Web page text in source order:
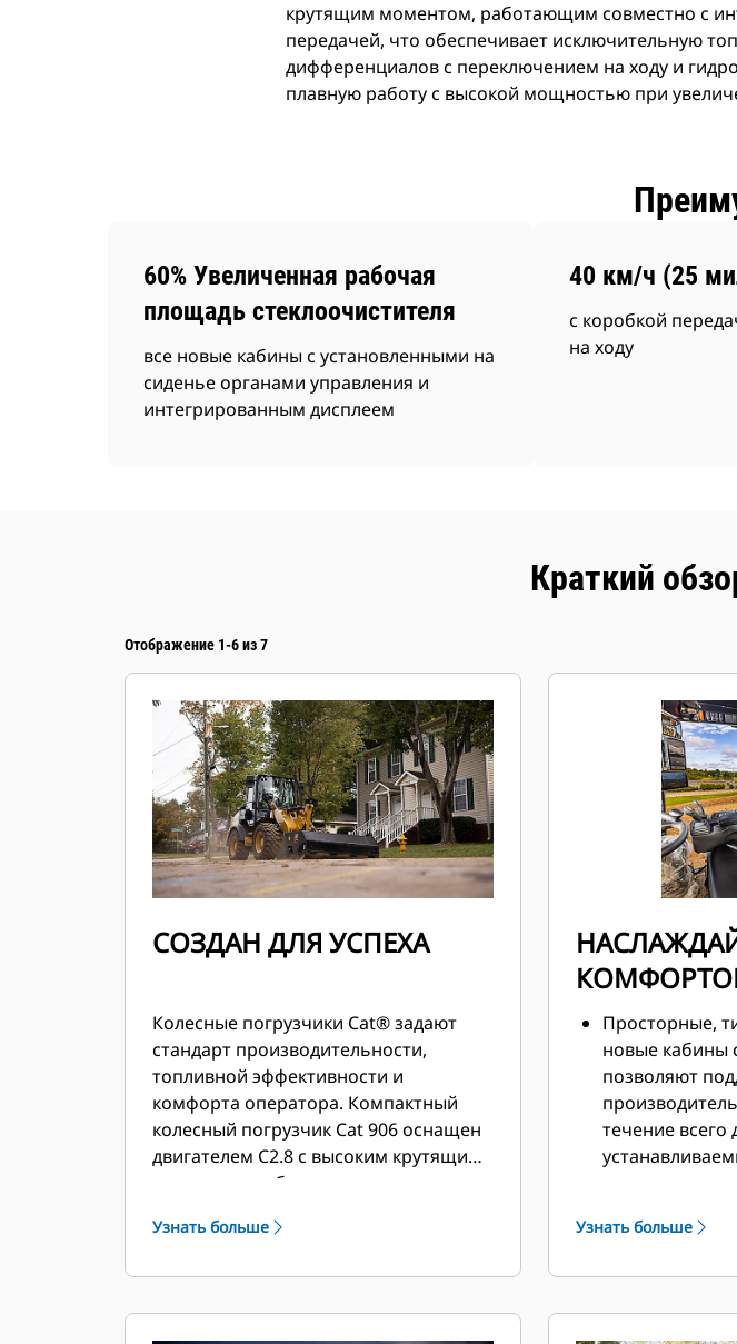
крутящим моментом, работающим совместно с
передачей, что обеспечивает исключительную
дифференциалов с переключением на ходу и
плавную работу с высокой мощностью при
60% Увеличенная рабочая
площадь стеклоочистителя
все новые кабины с установленными на
сиденье органами управления и
интегрированным дисплеем
40 км/ч (25
с коробкой
на ходу
Краткий
Отображение 1-6 из 7
СОЗДАН ДЛЯ УСПЕХА
Колесные погрузчики Cat® задают
стандарт производительности,
топливной эффективности и
комфорта оператора. Компактный
колесный погрузчик Cat 906 оснащен
двигателем C2.8 с высоким крутящим
моментом, работающим совместно с
силовой передачей, что обеспечивает
региональных требований уровень
Узнать больше
Просторные,
новые кабины
позволяют
течение всего
функциями
управляемым
Узнать больше